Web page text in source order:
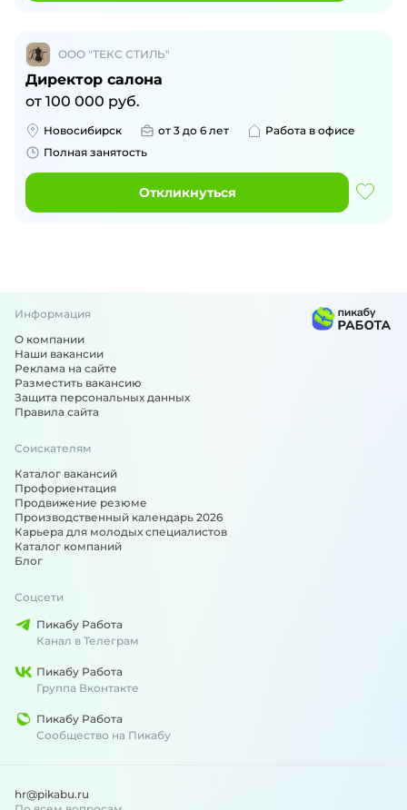
ООО "ТЕКС СТИЛЬ"
Директор салона
от 100 000 руб.
Новосибирск от 3 до 6 лет
Работа в офисе
Полная занятость
Откликнуться
Информация
О компании
Наши вакансии
Реклама на сайте
Разместить вакансию
Защита персональных данных
Правила сайта
Соискателям
Каталог вакансий
Профориентация
Продвижение резюме
Производственный календарь 2026
Карьера для молодых специалистов
Каталог компаний
Блог
Соцсети
Пикабу Работа
Канал в Телеграм
Пикабу Работа
Группа Вконтакте
Пикабу Работа
Сообщество на Пикабу
hr@pikabu.ru